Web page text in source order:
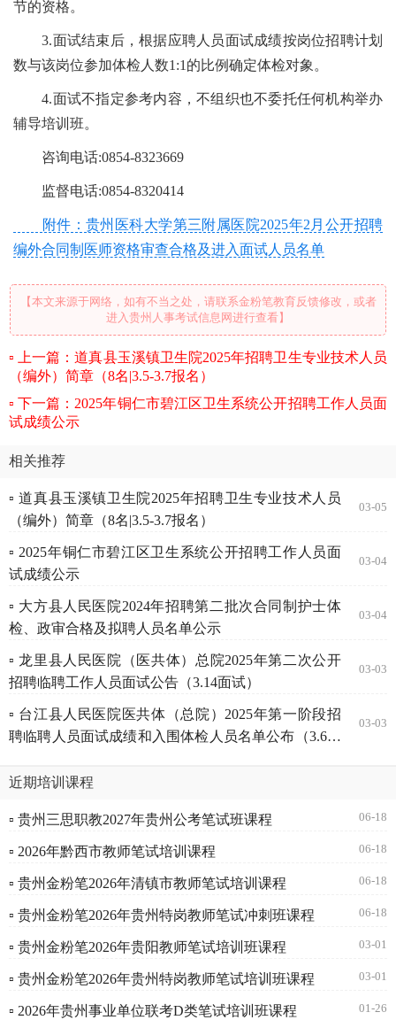
节的资格。
3.面试结束后，根据应聘人员面试成绩按岗位招聘计划
数与该岗位参加体检人数1:1的比例确定体检对象。
4.面试不指定参考内容，不组织也不委托任何机构举办
辅导培训班。
咨询电话:0854-8323669
监督电话:0854-8320414
附件：贵州医科大学第三附属医院2025年2月公开招聘
编外合同制医师资格审查合格及进入面试人员名单
【本文来源于网络，如有不当之处，请联系金粉笔教育反馈修改，或者
进入贵州人事考试信息网进行查看】
上一篇：道真县玉溪镇卫生院2025年招聘卫生专业技术人员
（编外）简章（8名|3.5-3.7报名）
下一篇：2025年铜仁市碧江区卫生系统公开招聘工作人员面
试成绩公示
相关推荐
▫ 道真县玉溪镇卫生院2025年招聘卫生专业技术人员
（编外）简章（8名|3.5-3.7报名）
03-05
▫ 2025年铜仁市碧江区卫生系统公开招聘工作人员面
试成绩公示
03-04
▫ 大方县人民医院2024年招聘第二批次合同制护士体
检、政审合格及拟聘人员名单公示
03-04
▫ 龙里县人民医院（医共体）总院2025年第二次公开
招聘临聘工作人员面试公告（3.14面试）
03-03
▫ 台江县人民医院医共体（总院）2025年第一阶段招
聘临聘人员面试成绩和入围体检人员名单公布（3.6体
03-03
近期培训课程
▫ 贵州三思职教2027年贵州公考笔试班课程 06-18
▫ 2026年黔西市教师笔试培训课程 06-18
▫ 贵州金粉笔2026年清镇市教师笔试培训课程 06-18
▫ 贵州金粉笔2026年贵州特岗教师笔试冲刺班课程 06-18
▫ 贵州金粉笔2026年贵阳教师笔试培训班课程 03-01
▫ 贵州金粉笔2026年贵州特岗教师笔试培训班课程 03-01
▫ 2026年贵州事业单位联考D类笔试培训班课程 01-26